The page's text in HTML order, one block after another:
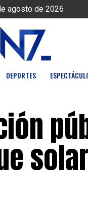
agosto de 2026
DEPORTES